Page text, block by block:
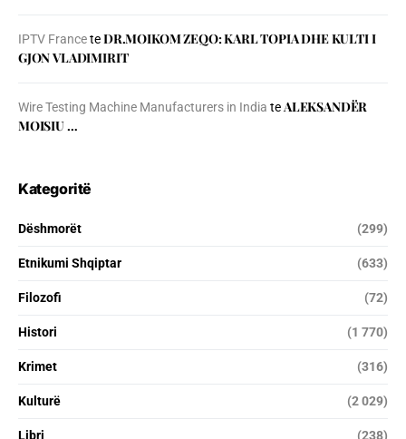
IPTV FranceteDR.MOIKOM ZEQO: KARL TOPIA DHE KULTI I
GJON VLADIMIRIT
Wire Testing Machine Manufacturers in India teALEKSANDËR
MOISIU …
Kategoritë
Dëshmorët (299)
Etnikumi Shqiptar (633)
Filozofi (72)
Histori (1 770)
Krimet (316)
Kulturë (2 029)
Libri (238)